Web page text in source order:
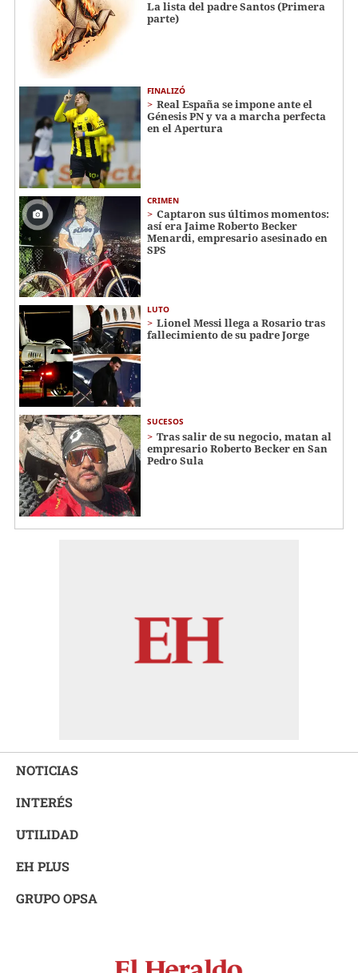
La lista del padre Santos (Primera
parte)
FINALIZÓ
Real España se impone ante el
Génesis PN y va a marcha perfecta
en el Apertura
CRIMEN
Captaron sus últimos momentos:
así era Jaime Roberto Becker
Menardi​​​, empresario asesinado en
SPS
LUTO
Lionel Messi llega a Rosario tras
fallecimiento de su padre Jorge
SUCESOS
Tras salir de su negocio, matan al
empresario Roberto Becker en San
Pedro Sula
NOTICIAS
INTERÉS
UTILIDAD
EH PLUS
GRUPO OPSA